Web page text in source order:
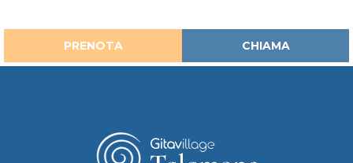
PRENOTA CHIAMA